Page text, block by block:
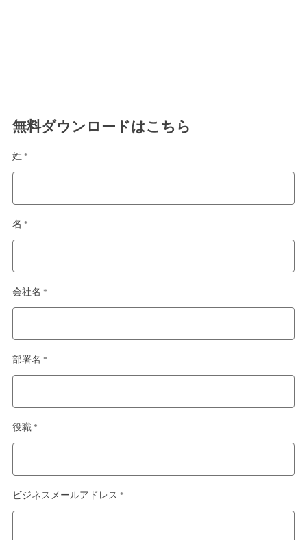
無料ダウンロードはこちら
姓 *
名 *
会社名 *
部署名 *
役職 *
ビジネスメールアドレス *